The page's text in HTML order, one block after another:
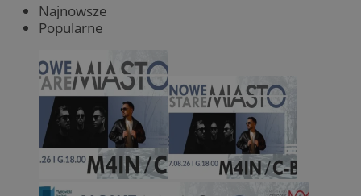
Najnowsze
Popularne